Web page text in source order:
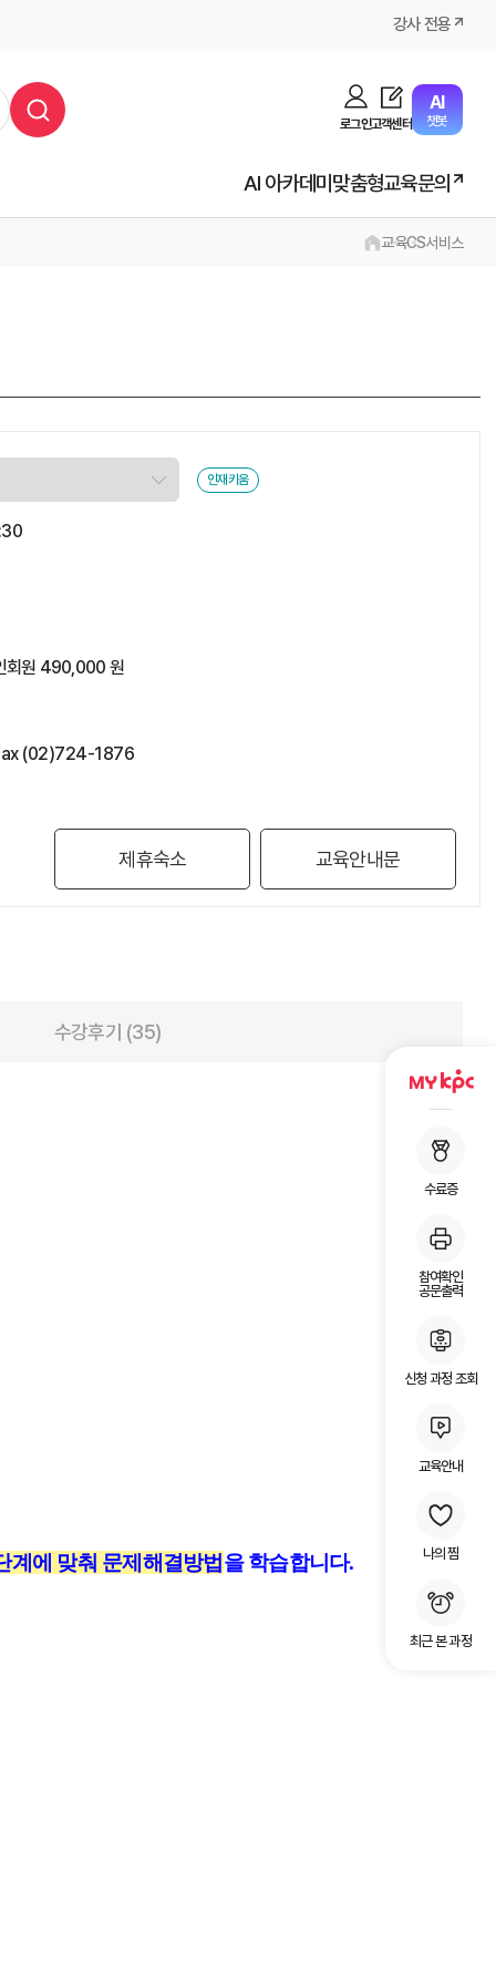
강사 전용
로그인고객센터
AI
챗봇
AI 아카데미맞춤형교육문의
수료증
참여확인
공문출력
신청 과정 조회
교육안내
나의 찜
최근 본 과정
교육CS서비스
인재키움
회원 490,000 원
(02)724-1876
제휴숙소 교육안내문
수강후기 (35)
계에 맞춰 문제해결방법 을 학습합니다.